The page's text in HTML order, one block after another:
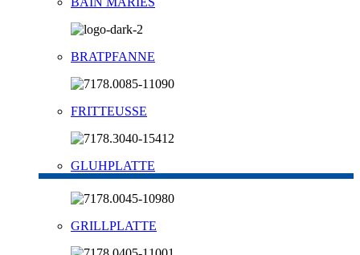
BRATPFANNE
FRITTEUSSE
GLUHPLATTE
GRILLPLATTE